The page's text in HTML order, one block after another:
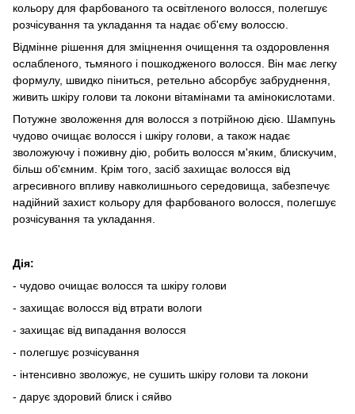
кольору для фарбованого та освітленого волосся, полегшує
розчісування та укладання та надає об'єму волоссю.
Відмінне рішення для зміцнення очищення та оздоровлення
ослабленого, тьмяного і пошкодженого волосся. Він має легку
формулу, швидко піниться, ретельно абсорбує забруднення,
живить шкіру голови та локони вітамінами та амінокислотами.
Потужне зволоження для волосся з потрійною дією. Шампунь
чудово очищає волосся і шкіру голови, а також надає
зволожуючу і поживну дію, робить волосся м'яким, блискучим,
більш об'ємним. Крім того, засіб захищає волосся від
агресивного впливу навколишнього середовища, забезпечує
надійний захист кольору для фарбованого волосся, полегшує
розчісування та укладання.
Дія:
- чудово очищає волосся та шкіру голови
- захищає волосся від втрати вологи
- захищає від випадання волосся
- полегшує розчісування
- інтенсивно зволожує, не сушить шкіру голови та локони
- дарує здоровий блиск і сяйво